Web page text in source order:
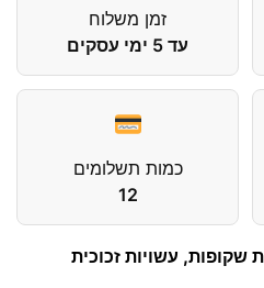
זמן משלוח
עד 5 ימי עסקים
כמות תשלומים
12
בעל 3 דלתות שקופות, עשויות זכוכית